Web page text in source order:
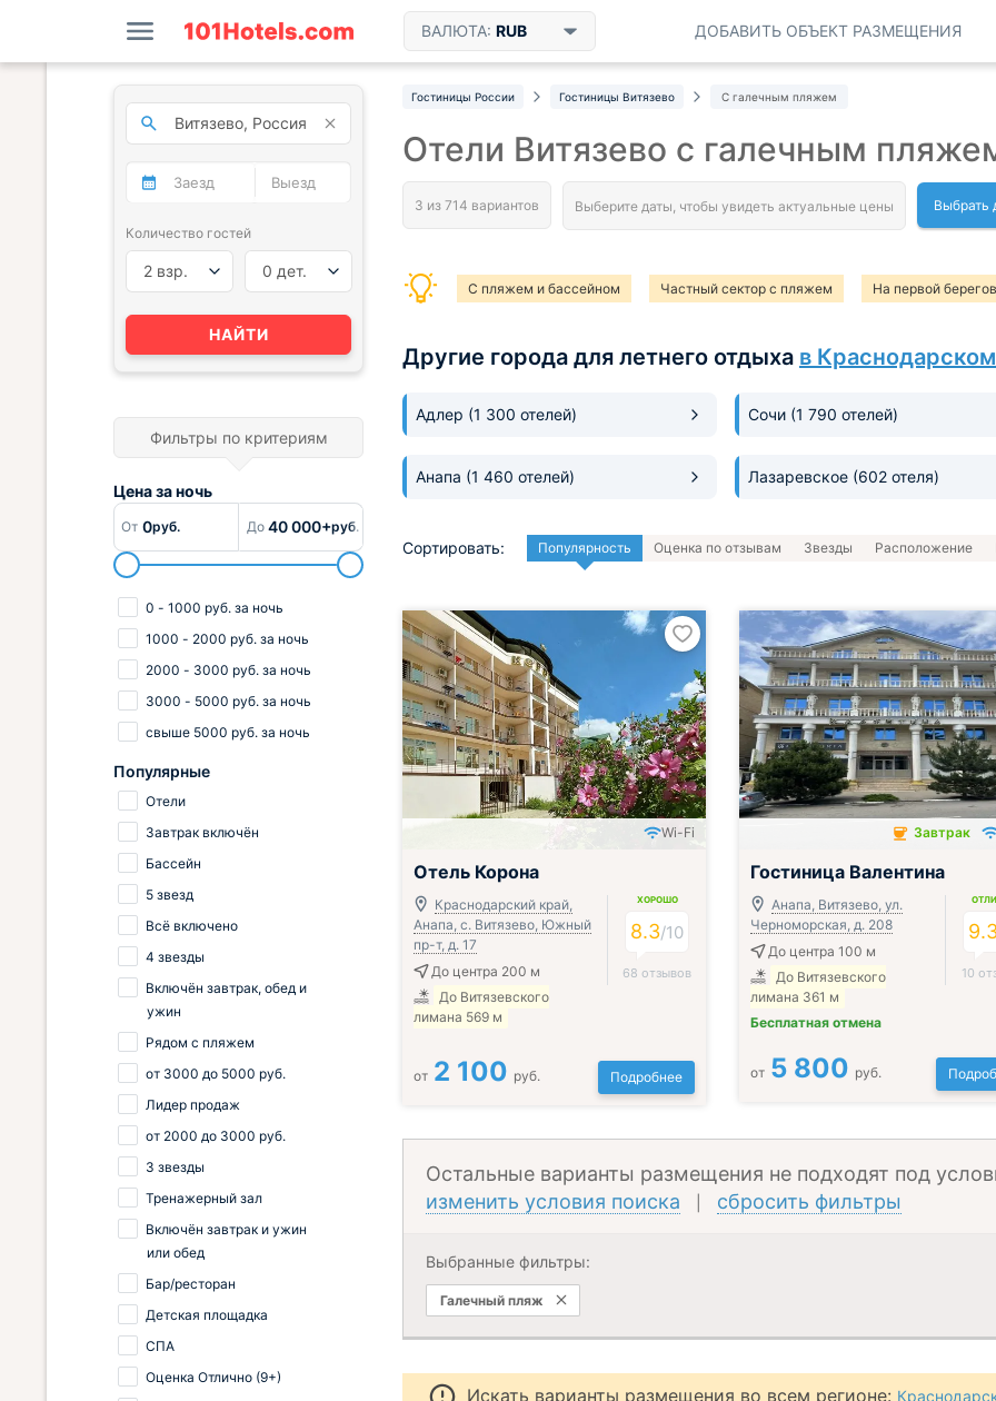
ВАЛЮТА: RUB ДОБАВИТЬ ОБЪЕКТ РАЗМЕЩЕНИЯ
Гостиницы России Гостиницы Витязево С галечным пляжем
Отели Витязево с галечным
Выбрать
С пляжем и бассейном Частный сектор с пляжем На первой
Другие города для летнего отдыха в
Адлер (1 300 отелей) Сочи (1 790 отелей)
Анапа (1 460 отелей) Лазаревское (602 отеля)
Сортировать: Популярность Оценка по отзывам Звезды Расположение
Wi-Fi
Отель Корона
Краснодарский край,
Анапа, с. Витязево, Южный
пр-т, д. 17
До центра 200 м
До Витязевского
лимана 569 м
ХОРОШО
8.3/10
68 отзывов
от 2 100 руб. Подробнее
Завтрак включён
Завтрак
Гостиница Валентина
Анапа, Витязево, ул.
Черноморская, д. 208
До центра 100 м
До Витязевского
лимана 361 м
Бесплатная отмена
10
от 5 800 руб.
Остальные варианты размещения не подходят под
изменить условия поиска
сбросить фильтры
Выбранные фильтры:
Галечный пляж
Искать варианты размещения во всем регионе:
Количество гостей
2 взр. 0 дет.
НАЙТИ
Фильтры по критериям
Цена заночь
От 0руб. До 40 000+руб.
0 - 1000 руб. за ночь
1000 - 2000 руб. за ночь
2000 - 3000 руб. за ночь
3000 - 5000 руб. за ночь
свыше 5000 руб. за ночь
Популярные
Отели
Завтрак включён
Бассейн
5 звезд
Всё включено
4 звезды
Включён завтрак, обед и
ужин
Рядом с пляжем
от 3000 до 5000 руб.
Лидер продаж
от 2000 до 3000 руб.
3 звезды
Тренажерный зал
Включён завтрак и ужин
или обед
Бар/ресторан
Детская площадка
СПА
Оценка Отлично (9+)